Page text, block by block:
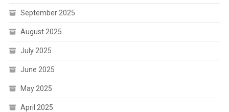
September 2025
August 2025
July 2025
June 2025
May 2025
April 2025